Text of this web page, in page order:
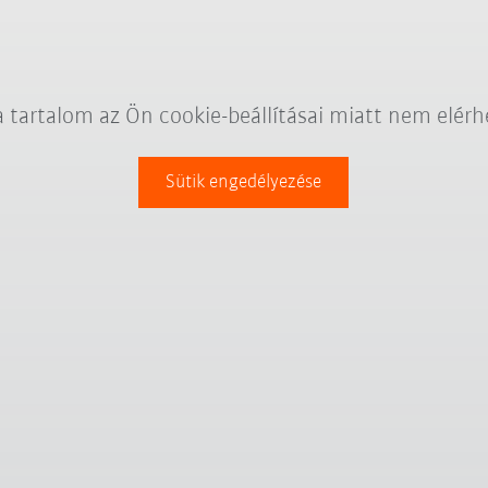
tartalom az Ön cookie-beállításai miatt nem
Sütik engedélyezése